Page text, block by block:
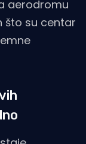
aerodromu
što su centar